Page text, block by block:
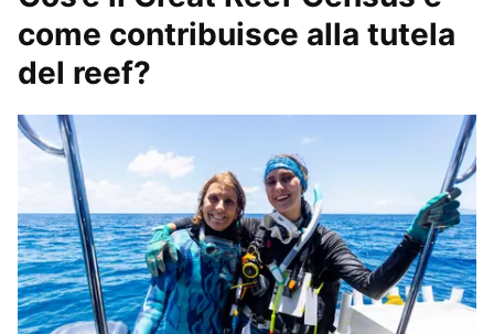
come contribuisce alla tutela
del reef?